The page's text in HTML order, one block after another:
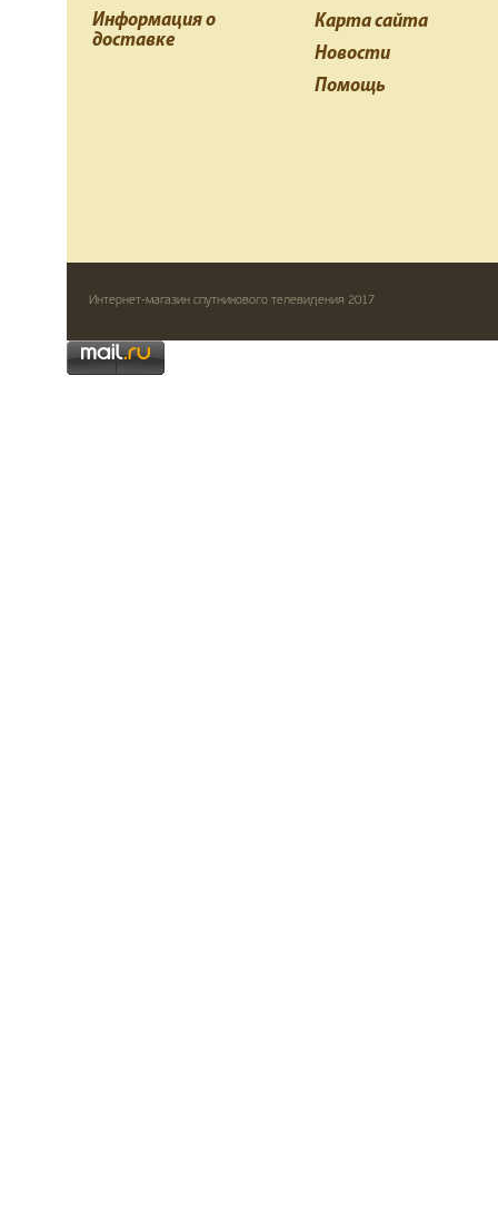
Информация о
доставке
Карта сайта
Новости
Помощь
Интернет-магазин спутникового телевидения 2017